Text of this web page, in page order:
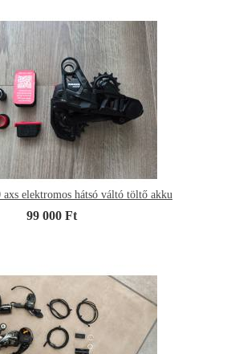
elektromos hátsó váltó töltő akku
99 000 Ft